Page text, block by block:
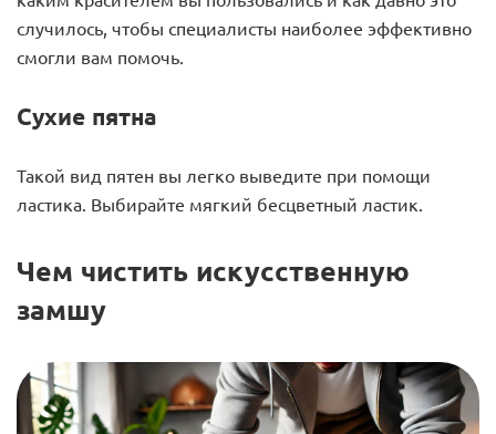
случилось, чтобы специалисты наиболее эффективно
смогли вам помочь.
Сухие пятна
Такой вид пятен вы легко выведите при помощи
ластика. Выбирайте мягкий бесцветный ластик.
Чем чистить искусственную
замшу